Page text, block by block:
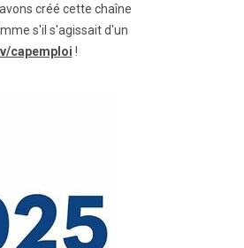
créé cette chaîne
s'il s'agissait d'un
capemploi !